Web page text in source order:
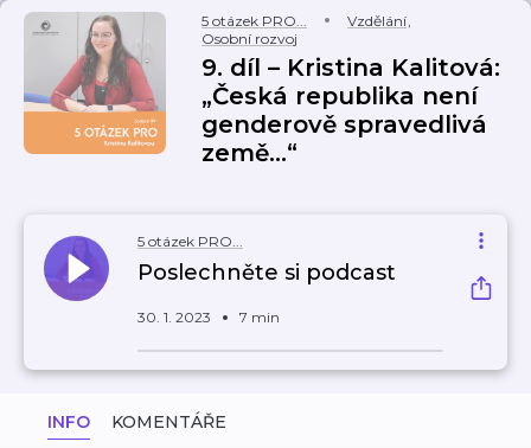
5 otázek PRO... Vzdělání,
Osobní rozvoj
9. díl – Kristina Kalitová:
„Česká republika není
genderově spravedlivá
země...“
5 otázek PRO...
Poslechněte si podcast
30. 1. 2023 7 min
INFO KOMENTÁŘE